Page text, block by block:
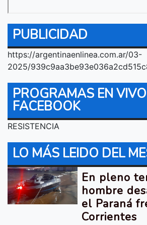
PUBLICIDAD
https://argentinaenlinea.com.ar/03-
2025/
PROGRAMAS EN VIVO
FACEBOOK
RESISTENCIA
LO MÁS LEIDO DEL
En pleno
hombre
el Paraná
Corrientes